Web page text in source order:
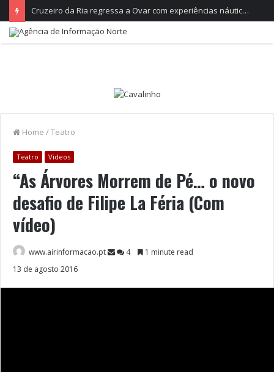
Cruzeiro da Ria regressa a Ovar com experiências náuticas e observação de aves
Home /Teatro
Teatro Videos
“As Árvores Morrem de Pé… o novo
desafio de Filipe La Féria (Com
vídeo)
www.airinformacao.pt 4
1 minute read
13 de agosto 2016